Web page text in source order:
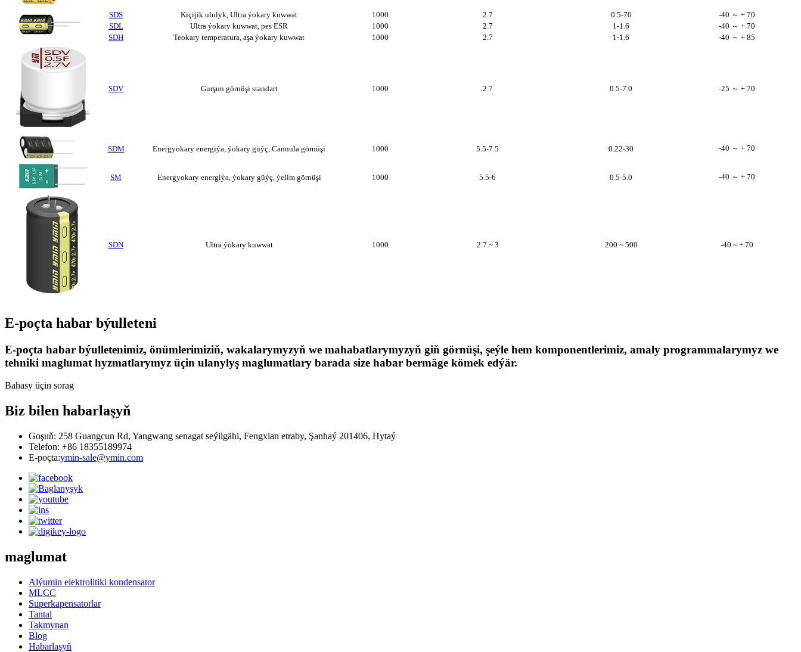
SDS Kiçijik ululyk, Ultra ýokary kuwwat 1000 2.7 0.5-70
-40 ～ + 70
SDL
Ultra ýokary kuwwat, pes ESR 1000 2.7 1-1.6
-40 ～ + 70
SDH
Teokary temperatura, aşa ýokary kuwwat 1000 2.7 1-1.6 -40 ～ + 85
SDV Gurşun görnüşi standart 1000 2.7 0.5-7.0 -25 ～ + 70
SDM Energyokary energiýa, ýokary güýç, Cannula görnüşi 1000 5.5-7.5 0.22-30 -40 ～ + 70
SM Energyokary energiýa, ýokary güýç, ýelim görnüşi 1000 5.5-6 0.5-5.0 -40 ～ + 70
SDN Ultra ýokary kuwwat 1000 2.7 ~ 3 200 ~ 500 -40 ~ + 70
E-poçta habar býulleteni
E-poçta habar býulletenimiz, önümlerimiziň, wakalarymyzyň we mahabatlarymyzyň giň görnüşi, şeýle hem komponentlerimiz, amaly programmalarymyz we
tehniki maglumat hyzmatlarymyz üçin ulanylyş maglumatlary barada size habar bermäge kömek edýär.
Bahasy üçin sorag
Biz bilen habarlaşyň
Goşuň: 258 Guangcun Rd, Yangwang senagat seýilgähi, Fengxian etraby, Şanhaý 201406, Hytaý
Telefon: +86 18355189974
E-poçta:ymin-sale@ymin.com
maglumat
Alýumin elektrolitiki kondensator
MLCC
Superkapensatorlar
Tantal
Takmynan
Blog
Habarlaşyň